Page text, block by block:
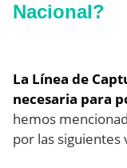
Nacional?
La Línea de
necesaria para
hemos
por las siguientes